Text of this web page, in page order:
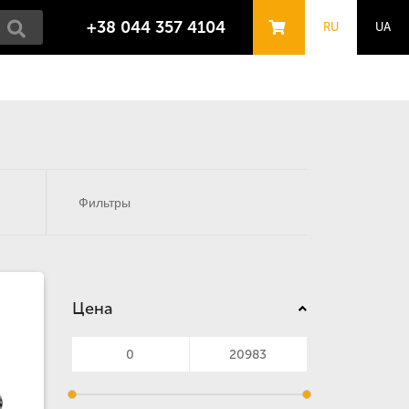
+38 044 357 4104 RU UA
Цена
Фильтры